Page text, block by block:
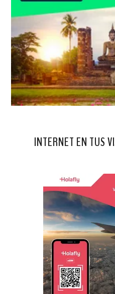
INTERNET EN TUS